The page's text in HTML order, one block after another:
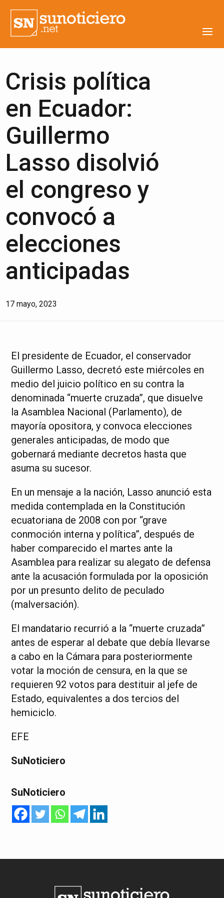
Crisis política
en Ecuador:
Guillermo
Lasso disolvió
el congreso y
convocó a
elecciones
anticipadas
17 mayo, 2023
El presidente de Ecuador, el conservador
Guillermo Lasso, decretó este miércoles en
medio del juicio político en su contra la
denominada “muerte cruzada”, que disuelve
la Asamblea Nacional (Parlamento), de
mayoría opositora, y convoca elecciones
generales anticipadas, de modo que
gobernará mediante decretos hasta que
asuma su sucesor.
En un mensaje a la nación, Lasso anunció esta
medida contemplada en la Constitución
ecuatoriana de 2008 con por “grave
conmoción interna y política”, después de
haber comparecido el martes ante la
Asamblea para realizar su alegato de defensa
ante la acusación formulada por la oposición
por un presunto delito de peculado
(malversación).
El mandatario recurrió a la “muerte cruzada”
antes de esperar al debate que debía llevarse
a cabo en la Cámara para posteriormente
votar la moción de censura, en la que se
requieren 92 votos para destituir al jefe de
Estado, equivalentes a dos tercios del
hemiciclo.
EFE
SuNoticiero
SuNoticiero